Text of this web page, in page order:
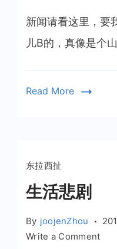
他
妈
再
新闻请看这里，要
儿B的，真像是个
Read More
东拉西扯
生活悲剧
By joojenZhou
Write a Commenton